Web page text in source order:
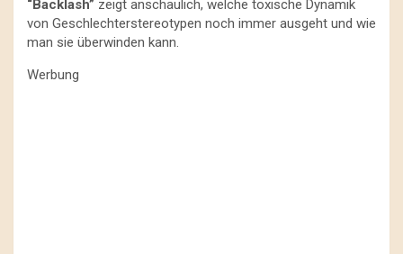
“Backlash” zeigt anschaulich, welche toxische Dynamik
von Geschlechterstereotypen noch immer ausgeht und wie
man sie überwinden kann.
Werbung